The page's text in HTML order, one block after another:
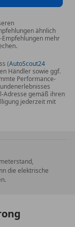
BMW
ähnlich
Empfehlungen mehr
(AutoScout24
Händler sowie ggf.
Performance-
Adresse gemäß ihren
jederzeit mit
die elektrische